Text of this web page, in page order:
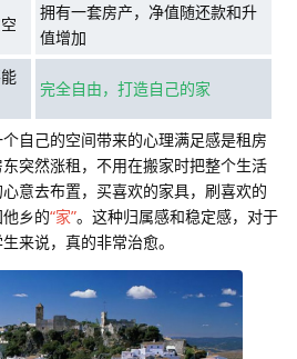
拥有一套房产，净值随还款和升
值增加
完全自由，打造自己的家
自己的空间带来的心理满足感是租房
突然涨租，不用在搬家时把整个生活
意去布置，买喜欢的家具，刷喜欢的
乡的“家”。这种归属感和稳定感，对于
来说，真的非常治愈。